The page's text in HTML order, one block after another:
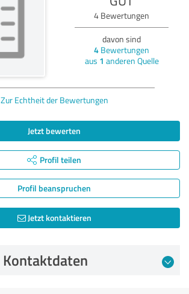
4 Bewertungen
davon sind
4 Bewertungen
aus 1 anderen Quelle
Zur Echtheit der Bewertungen
Jetzt bewerten
Profil teilen
Profil beanspruchen
Jetzt kontaktieren
Kontaktdaten